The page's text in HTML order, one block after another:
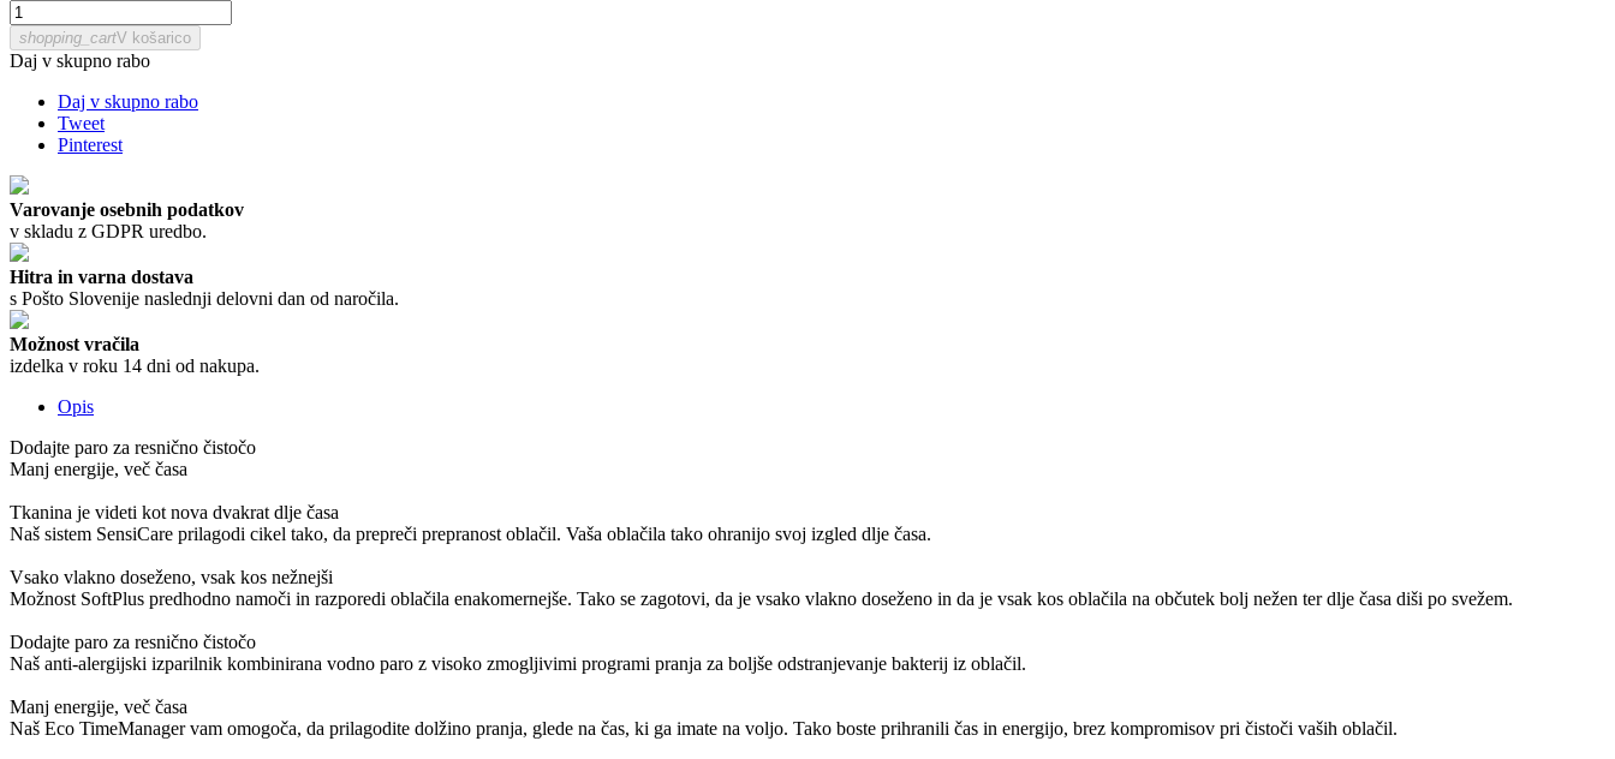
shopping_cartV košarico
Daj v skupno rabo
Daj v skupno rabo
Tweet
Pinterest
Varovanje osebnih podatkov
v skladu z GDPR uredbo.
Hitra in varna dostava
s Pošto Slovenije naslednji delovni dan od naročila.
Možnost vračila
izdelka v roku 14 dni od nakupa.
Opis
Dodajte paro za resnično čistočo
Manj energije, več časa
Tkanina je videti kot nova dvakrat dlje časa
Naš sistem SensiCare prilagodi cikel tako, da prepreči prepranost oblačil. Vaša oblačila tako ohranijo svoj izgled dlje časa.
Vsako vlakno doseženo, vsak kos nežnejši
Možnost SoftPlus predhodno namoči in razporedi oblačila enakomernejše. Tako se zagotovi, da je vsako vlakno doseženo in da je vsak kos oblačila na občutek bolj nežen ter dlje časa diši po svežem.
Dodajte paro za resnično čistočo
Naš anti-alergijski izparilnik kombinirana vodno paro z visoko zmogljivimi programi pranja za boljše odstranjevanje bakterij iz oblačil.
Manj energije, več časa
Naš Eco TimeManager vam omogoča, da prilagodite dolžino pranja, glede na čas, ki ga imate na voljo. Tako boste prihranili čas in energijo, brez kompromisov pri čistoči vaših oblačil.